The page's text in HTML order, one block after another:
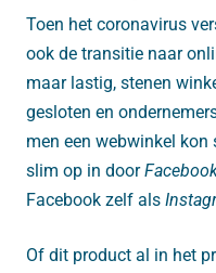
Toen het coronavirus
ook de transitie naar
maar lastig, stenen
gesloten en
men een webwinkel
slim op in door
Facebook zelf als
Of dit product al in het